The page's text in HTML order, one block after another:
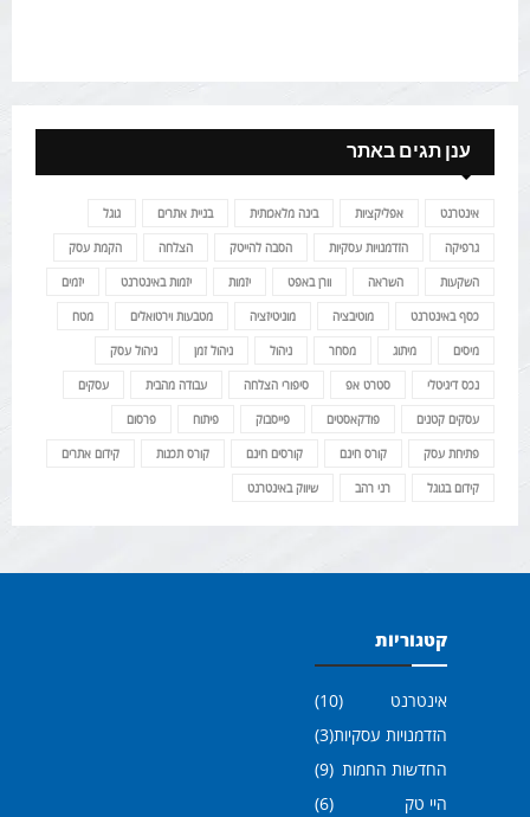
ענן תגים באתר
אינטרנט אפליקציות בינה מלאכותית בניית אתרים גוגל
גרפיקה הזדמנויות עסקיות הסבה להייטק הצלחה הקמת עסק
השקעות השראה וורן באפט יזמות יזמות באינטרנט יזמים
כסף באינטרנט מוטיבציה מוניטיזציה מטבעות וירטואלים מטח
מיסים מיתוג מסחר ניהול ניהול זמן ניהול עסק
נכס דיגיטלי סטרט אפ סיפורי הצלחה עבודה מהבית עסקים
עסקים קטנים פודקאסטים פייסבוק פיתוח פרסום
פתיחת עסק קורס חינם קורסים חינם קורס תכנות קידום אתרים
קידום בגוגל רני רהב שיווק באינטרנט
קטגוריות
אינטרנט
(10)
הזדמנויות עסקיות(3)
החדשות החמות (9)
היי טק
(6)